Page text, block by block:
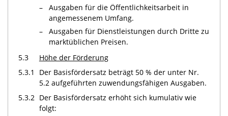
–
Ausgaben für die Öffentlichkeitsarbeit in
angemessenem Umfang.
–
Ausgaben für Dienstleistungen durch Dritte zu
marktüblichen Preisen.
5.3
Höhe der Förderung
5.3.1
Der Basisfördersatz beträgt 50 % der unter Nr.
5.2 aufgeführten zuwendungsfähigen Ausgaben.
5.3.2 Der Basisfördersatz erhöht sich kumulativ wie
folgt: